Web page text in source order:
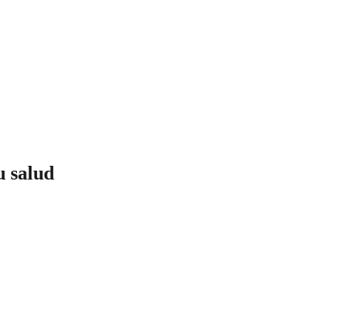
salud